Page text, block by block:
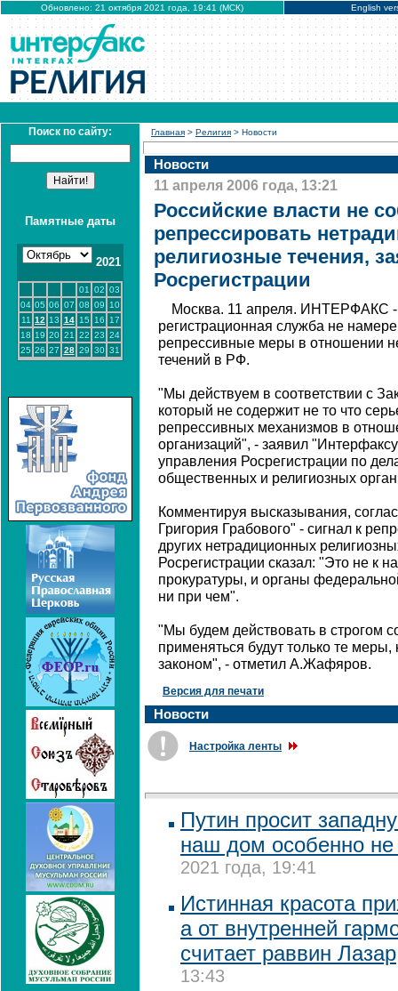
Обновлено: 21 октября 2021 года, 19:41 (МСК) English
Поиск по сайту:
Памятные даты
2021
01 02 03
04 05 06 07 08 09
10
11 12 13 14 15 16
17
18 19 20 21 22 23 24
25 26 27 28 29 30 31
Главная > Религия > Новости
Новости
11 апреля 2006 года, 13:21
Российские власти не
репрессировать
религиозные течения,
Росрегистрации
Москва. 11 апреля. ИНТЕРФАКС
регистрационная служба не
репрессивные меры в отношении
течений в РФ.
"Мы действуем в соответствии с
который не содержит не то что
репрессивных механизмов в
организаций", - заявил
управления Росрегистрации по
общественных и религиозных
Комментируя высказывания,
Григория Грабового" - сигнал к
других нетрадиционных
Росрегистрации сказал: "Это не к
прокуратуры, и органы
ни при чем".
"Мы будем действовать в строгом
применяться будут только те
законом", - отметил А.Жафяров.
Версия для печати
Новости
Настройка ленты
Путин просит
наш дом особенно не
2021 года, 19:41
Истинная красота
а от внутренней
считает раввин Лазар
13:43